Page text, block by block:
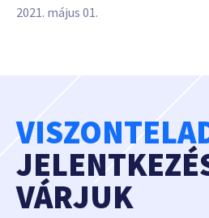
2021. május 01.
VÁRJUK